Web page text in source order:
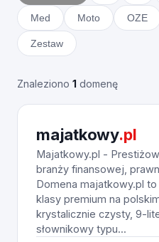
Med Moto OZE
Zestaw
Znaleziono 1 domenę
majatkowy.pl
Majatkowy.pl -
branży finansowej,
Domena majatkowy.pl
klasy premium na
krystalicznie czysty, 9-
słownikowy typu...